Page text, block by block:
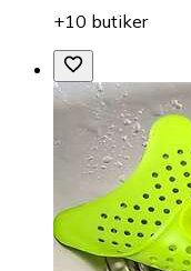
+10 butiker